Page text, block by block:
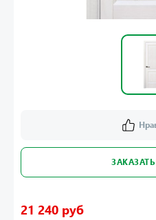
21 240 руб